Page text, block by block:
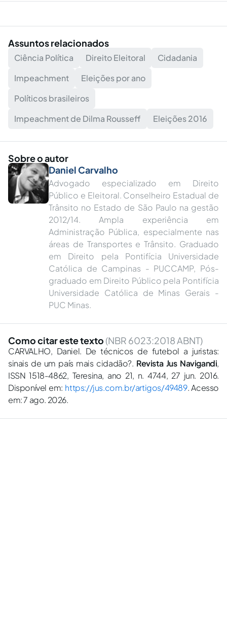
Assuntos relacionados
Ciência Política Direito Eleitoral
Cidadania
Impeachment
Eleições por ano
Políticos brasileiros
Impeachment de Dilma Rousseff
Eleições 2016
Sobre o autor
Daniel Carvalho
Advogado especializado em Direito
Público e Eleitoral. Conselheiro Estadual de
Trânsito no Estado de São Paulo na gestão
2012/14. Ampla experiência em
Administração Pública, especialmente nas
áreas de Transportes e Trânsito. Graduado
em Direito pela Pontifícia Universidade
Católica de Campinas - PUCCAMP, Pós-
graduado em Direito Público pela Pontifícia
Universidade Católica de Minas Gerais -
PUC Minas.
Como citar este texto (NBR 6023:2018 ABNT)
CARVALHO, Daniel. De técnicos de futebol a juristas:
sinais de um país mais cidadão?. Revista Jus Navigandi,
ISSN 1518-4862, Teresina, ano 21, n. 4744, 27 jun. 2016.
Disponível em: https://jus.com.br/artigos/49489. Acesso
em: 7 ago. 2026.